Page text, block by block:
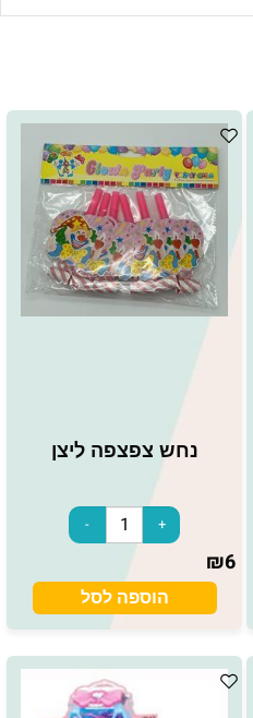
נחש צפצפה ליצן
₪6
הוספה לסל